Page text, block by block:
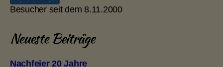
Besucher seit dem 8.11.2000
Neueste Beiträge
Nachfeier 20 Jahre